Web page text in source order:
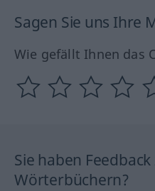
Sagen Sie uns Ihre
Wie gefällt Ihnen das
Sie haben
Wörterbüchern?